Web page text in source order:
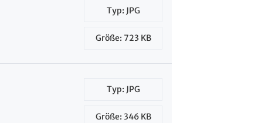
Typ: JPG
Größe: 723 KB
Typ: JPG
Größe: 346 KB